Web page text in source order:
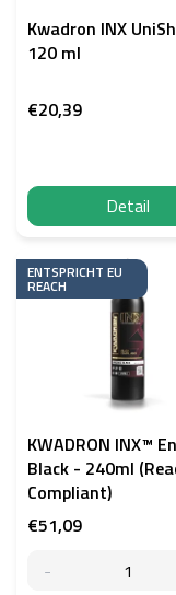
Kwadron INX
120 ml
€20,39
Detail
ENTSPRICHT EU
REACH
KWADRON INX™
Black - 240ml
Compliant)
€51,09